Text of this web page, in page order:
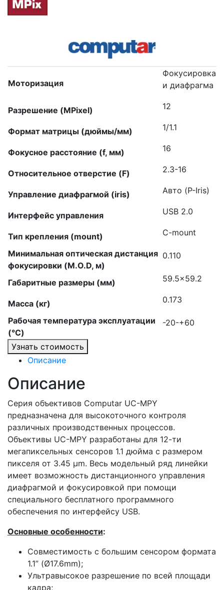
Моторизация
Фокусировка
и диафрагма
Разрешение (MPixel) 12
Формат матрицы (дюймы/мм) 1/1.1
Фокусное расстояние (f, мм) 16
Относительное отверстие (F) 2.3-16
Управление диафрагмой (iris) Авто (P-Iris)
Интерфейс управления USB 2.0
Тип крепления (mount) C-mount
Минимальная оптическая дистанция
фокусировки (M.O.D, м)
0.110
Габаритные размеры (мм) 59.5×59.2
Масса (кг) 0.173
Рабочая температура эксплуатации
(°C)
-20-+60
Узнать стоимость
Описание
Описание
Серия объективов Computar UC-MPY
предназначена для высокоточного контроля
различных производственных процессов.
Объективы UC-MPY разработаны для 12-ти
мегапиксельных сенсоров 1.1 дюйма с размером
пикселя от 3.45 μm. Весь модельный ряд линейки
имеет возможность дистанционного управления
диафрагмой и фокусировкой при помощи
специального бесплатного программного
обеспечения по интерфейсу USB.
Основные особенности:
Совместимость с большим сенсором формата
1.1” (Ø17.6mm);
Ультравысокое разрешение по всей площади
кадра;